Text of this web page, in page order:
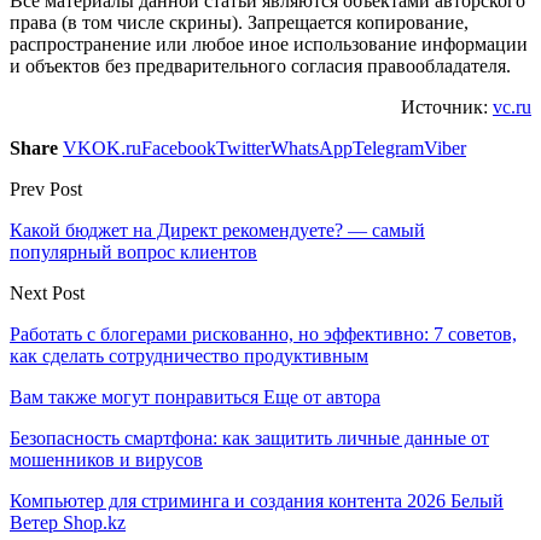
права (в том числе скрины). Запрещается копирование,
распространение или любое иное использование информации
и объектов без предварительного согласия правообладателя.
Источник: vc.ru
Share VKOK.ruFacebookTwitterWhatsAppTelegramViber
Prev Post
Какой бюджет на Директ рекомендуете? — самый
популярный вопрос клиентов
Next Post
Работать с блогерами рискованно, но эффективно: 7 советов,
как сделать сотрудничество продуктивным
Вам также могут понравиться Еще от автора
Безопасность смартфона: как защитить личные данные от
мошенников и вирусов
Компьютер для стриминга и создания контента 2026 Белый
Ветер Shop.kz